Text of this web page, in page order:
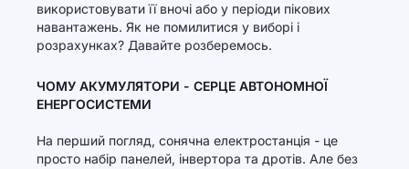
використовувати її вночі або у періоди пікових
навантажень. Як не помилитися у виборі і
розрахунках? Давайте розберемось.
ЧОМУ АКУМУЛЯТОРИ - СЕРЦЕ АВТОНОМНОЇ
ЕНЕРГОСИСТЕМИ
На перший погляд, сонячна електростанція - це
просто набір панелей, інвертора та дротів. Але без